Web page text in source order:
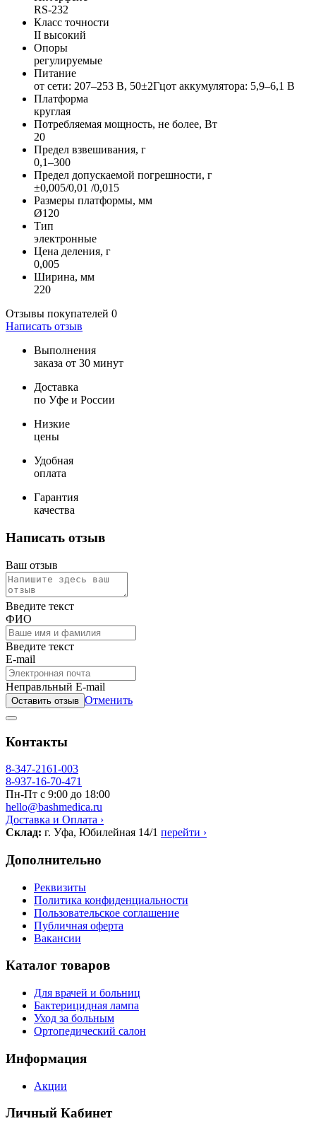
RS-232
Класс точности
II высокий
Опоры
регулируемые
Питание
от сети: 207–253 В, 50±2Гцот аккумулятора: 5,9–6,1 В
Платформа
круглая
Потребляемая мощность, не более, Вт
20
Предел взвешивания, г
0,1–300
Предел допускаемой погрешности, г
±0,005/0,01 /0,015
Размеры платформы, мм
Ø120
Тип
электронные
Цена деления, г
0,005
Ширина, мм
220
Отзывы покупателей 0
Написать отзыв
Выполнения
заказа от 30 минут
Доставка
по Уфе и России
Низкие
цены
Удобная
оплата
Гарантия
качества
Написать отзыв
Ваш отзыв
Введите текст
ФИО
Введите текст
E-mail
Неправльный E-mail
Оставить отзыв Отменить
Контакты
8-347-2161-003
8-937-16-70-471
Пн-Пт с 9:00 до 18:00
hello@bashmedica.ru
Доставка и Оплата ›
Склад: г. Уфа, Юбилейная 14/1 перейти ›
Дополнительно
Реквизиты
Политика конфиденциальности
Пользовательское соглашение
Публичная оферта
Вакансии
Каталог товаров
Для врачей и больниц
Бактерицидная лампа
Уход за больным
Ортопедический салон
Информация
Акции
Личный Кабинет